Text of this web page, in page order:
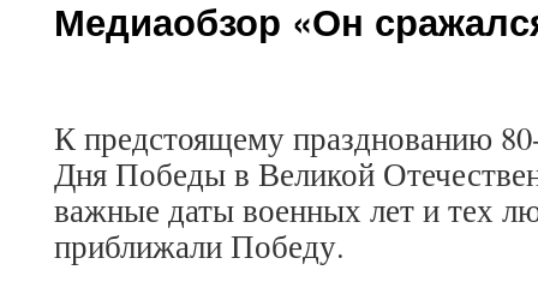
Медиаобзор «Он
К предстоящему празднованию
Дня Победы в Великой
важные даты военных лет и тех
приближали Победу.